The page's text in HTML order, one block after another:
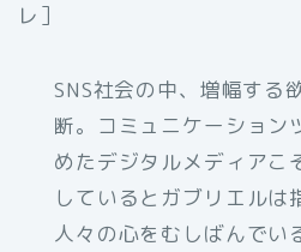
レ］
SNS社会の中、増幅する
断。コミュニケーション
めたデジタルメディアこ
しているとガブリエルは
人々の心をむしばんでい